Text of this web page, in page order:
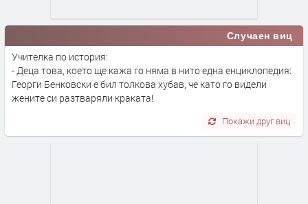
Случаен виц
Учителка по история:
- Деца това, което ще кажа го няма в нито една енциклопедия:
Георги Бенковски е бил толкова хубав, че като го видели
жените си разтваряли краката!
Покажи друг виц